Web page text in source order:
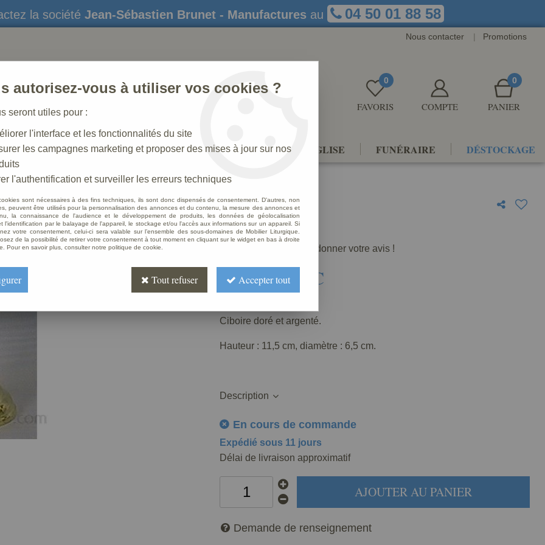
la société Jean-Sébastien Brunet - Manufactures au 04 50 01 88 58
Nous contacter | Promotions
0
FAVORIS COMPTE
0
PANIER
STATUES CRÈCHES DE NOËL AMÉNAGEMENTS D'ÉGLISE FUNÉRAIRE DÉSTOCKAGE
Ciboire
Soyez le premier à donner votre avis !
115,00 €TTC
Ciboire doré et argenté.
Hauteur : 11,5 cm, diamètre : 6,5 cm.
Description
En cours de commande
Expédié sous 11 jours
Délai de livraison approximatif
AJOUTER AU PANIER
Demande de renseignement
autorisez-vous à utiliser vos cookies ?
seront utiles pour :
l'interface et les fonctionnalités du site
les campagnes marketing et proposer des mises à jour sur nos
l'authentification et surveiller les erreurs techniques
sont nécessaires à des fins techniques, ils sont donc dispensés de consentement. D'autres, non
peuvent être utilisés pour la personnalisation des annonces et du contenu, la mesure des annonces et
la connaissance de l'audience et le développement de produits, les données de géolocalisation
l'identification par le balayage de l'appareil, le stockage et/ou l'accès aux informations sur un appareil. Si
votre consentement, celui-ci sera valable sur l’ensemble des sous-domaines de Mobilier Liturgique.
de la possibilité de retirer votre consentement à tout moment en cliquant sur le widget en bas à droite
Pour en savoir plus, consulter notre politique de cookie.
Tout refuser Accepter tout